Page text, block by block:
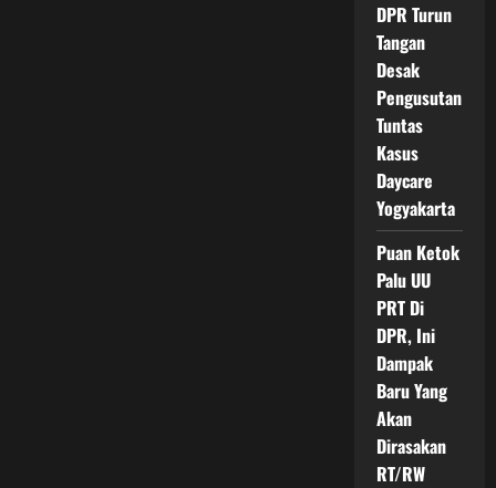
DPR Turun
Tangan
Desak
Pengusutan
Tuntas
Kasus
Daycare
Yogyakarta
Puan Ketok
Palu UU
PRT Di
DPR, Ini
Dampak
Baru Yang
Akan
Dirasakan
RT/RW